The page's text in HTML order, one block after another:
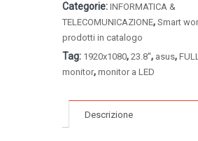
23.8"
-
1920
x
1080
Full
Webcam
Categorie: INFORMATICA &
TELECOMUNICAZIONE, Smart
prodotti in catalogo
Tag: 1920x1080, 23.8'', asus,
monitor, monitor a LED
Descrizione